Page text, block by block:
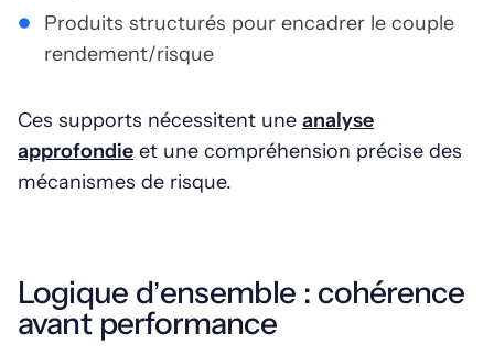
Produits structurés pour encadrer le couple
rendement/risque
Ces supports nécessitent une analyse
approfondie et une compréhension précise des
mécanismes de risque.
Logique d’ensemble : cohérence
avant performance